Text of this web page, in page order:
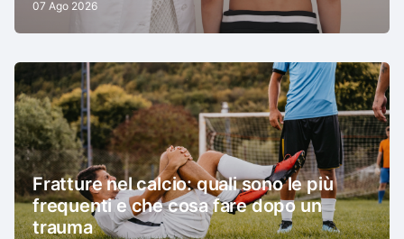
07 Ago 2026
Fratture nel calcio: quali sono le più
frequenti e che cosa fare dopo un
trauma